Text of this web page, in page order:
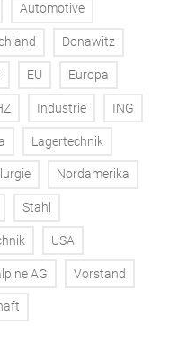
Automotive
Donawitz
EU Europa
Industrie ING
Lagertechnik
Nordamerika
Stahl
USA
AG Vorstand